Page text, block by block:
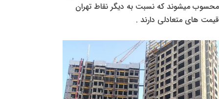
محسوب میشوند که نسبت به دیگر نقاط تهران
قیمت های متعادلی دارند .